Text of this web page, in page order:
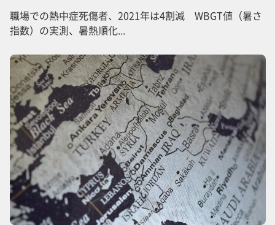
職場での熱中症死傷者、2021年は4割減 WBGT値（暑さ
指数）の実測、暑熱順化...